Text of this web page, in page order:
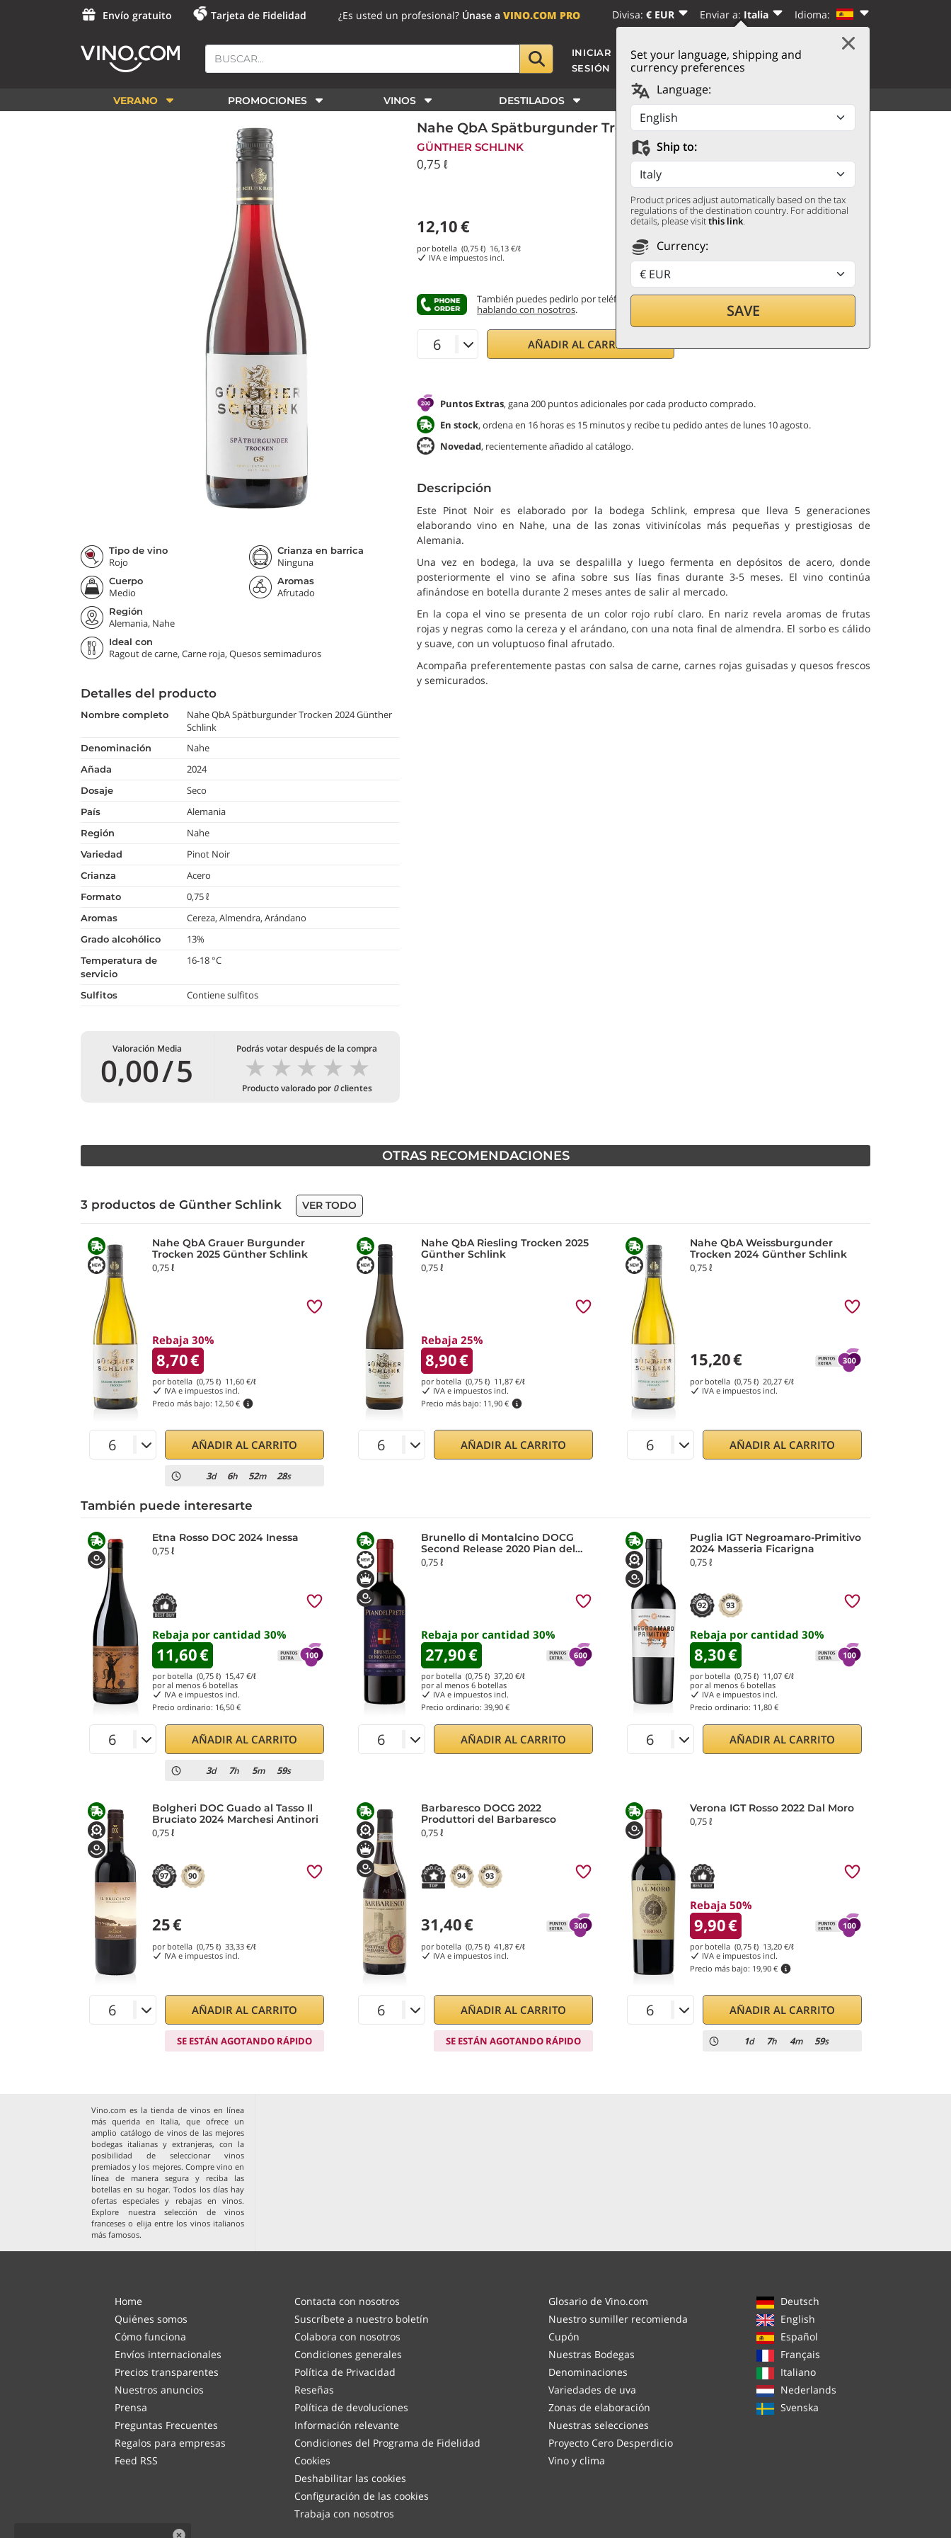
Envío gratuito Tarjeta de Fidelidad ¿Es usted un profesional? Únase a VINO.COM PRO Divisa: € EUR Enviar a: Italia Idioma:
Set your language, shipping and
currency preferences
Language:
Ship to:
Product prices adjust automatically based on the tax
regulations of the destination country. For additional
details, please visitthis link.
Currency:
SAVE
INICIAR
SESIÓN
| REGÍSTRATE
CARRITO
VERANO PROMOCIONES VINOS DESTILADOS OTROS
Tipo de vino
Rojo
Crianza en barrica
Ninguna
Cuerpo
Medio
Aromas
Afrutado
Región
Alemania, Nahe
Ideal con
Ragout de carne, Carne roja, Quesos semimaduros
Detalles del producto
nombre completo
Nahe QbA Spätburgunder Trocken 2024 Günther
Schlink
denominación Nahe
añada 2024
dosaje Seco
país Alemania
región Nahe
variedad Pinot Noir
crianza Acero
formato 0,75 ℓ
aromas Cereza, Almendra, Arándano
grado alcohólico 13%
temperatura de
servicio
16-18 °C
Sulfitos Contiene sulfitos
Valoración Media
0,00/5
Podrás votar después de la compra
★
★
★
★
★
Producto valorado por 0clientes
Nahe QbA Spätburgunder Trocken 2024 Günther Schlink
GÜNTHER SCHLINK
0,75 ℓ
12,10€
por botella (0,75 ℓ) 16,13 €/ℓ
IVA e impuestos incl.
También puedes pedirlo por teléfono
hablando con nosotros.
AÑADIR AL CARRITO
Puntos Extras, gana 200 puntos adicionales por cada producto comprado.
En stock, ordena en 16 horas es 15 minutos y recibe tu pedido antes de lunes 10 agosto.
Novedad, recientemente añadido al catálogo.
Descripción
Este Pinot Noir es elaborado por la bodega Schlink, empresa que lleva 5 generaciones
elaborando vino en Nahe, una de las zonas vitivinícolas más pequeñas y prestigiosas de
Alemania.
Una vez en bodega, la uva se despalilla y luego fermenta en depósitos de acero, donde
posteriormente el vino se afina sobre sus lías finas durante 3-5 meses. El vino continúa
afinándose en botella durante 2 meses antes de salir al mercado.
En la copa el vino se presenta de un color rojo rubí claro. En nariz revela aromas de frutas
rojas y negras como la cereza y el arándano, con una nota final de almendra. El sorbo es cálido
y suave, con un voluptuoso final afrutado.
Acompaña preferentemente pastas con salsa de carne, carnes rojas guisadas y quesos frescos
y semicurados.
OTRAS RECOMENDACIONES
3 productos de Günther Schlink VER TODO
Nahe QbA Grauer Burgunder
Trocken 2025 Günther Schlink
0,75 ℓ
Rebaja 30%
8,70€
por botella (0,75 ℓ) 11,60 €/ℓ
IVA e impuestos incl.
Precio más bajo: 12,50 €
AÑADIR AL CARRITO
3d 6h 52m 27s
Nahe QbA Riesling Trocken 2025
Günther Schlink
0,75 ℓ
Rebaja 25%
8,90€
por botella (0,75 ℓ) 11,87 €/ℓ
IVA e impuestos incl.
Precio más bajo: 11,90 €
AÑADIR AL CARRITO
Nahe QbA Weissburgunder
Trocken 2024 Günther Schlink
0,75 ℓ
15,20€
por botella (0,75 ℓ) 20,27 €/ℓ
IVA e impuestos incl.
AÑADIR AL CARRITO
También puede interesarte
Etna Rosso DOC 2024 Inessa
0,75 ℓ
Rebaja por cantidad 30%
11,60€
por botella (0,75 ℓ) 15,47 €/ℓ
por al menos 6 botellas
IVA e impuestos incl.
Precio ordinario: 16,50 €
AÑADIR AL CARRITO
3d 7h 5m 58s
Brunello di Montalcino DOCG
Second Release 2020 Pian del
Prete
0,75 ℓ
Rebaja por cantidad 30%
27,90€
por botella (0,75 ℓ) 37,20 €/ℓ
por al menos 6 botellas
IVA e impuestos incl.
Precio ordinario: 39,90 €
AÑADIR AL CARRITO
Puglia IGT Negroamaro-Primitivo
2024 Masseria Ficarigna
0,75 ℓ
92 93
Rebaja por cantidad 30%
8,30€
por botella (0,75 ℓ) 11,07 €/ℓ
por al menos 6 botellas
IVA e impuestos incl.
Precio ordinario: 11,80 €
AÑADIR AL CARRITO
Bolgheri DOC Guado al Tasso Il
Bruciato 2024 Marchesi Antinori
0,75 ℓ
97 90
25€
por botella (0,75 ℓ) 33,33 €/ℓ
IVA e impuestos incl.
AÑADIR AL CARRITO
SE ESTÁN AGOTANDO RÁPIDO
Barbaresco DOCG 2022
Produttori del Barbaresco
0,75 ℓ
94 93
31,40€
por botella (0,75 ℓ) 41,87 €/ℓ
IVA e impuestos incl.
AÑADIR AL CARRITO
SE ESTÁN AGOTANDO RÁPIDO
Verona IGT Rosso 2022 Dal Moro
0,75 ℓ
Rebaja 50%
9,90€
por botella (0,75 ℓ) 13,20 €/ℓ
IVA e impuestos incl.
Precio más bajo: 19,90 €
AÑADIR AL CARRITO
1d 7h 4m 58s
Vino.com es la tienda de vinos en línea
más querida en Italia, que ofrece un
amplio catálogo de vinos de las mejores
bodegas italianas y extranjeras, con la
posibilidad de seleccionar vinos
premiados y los mejores. Compre vino en
línea de manera segura y reciba las
botellas en su hogar. Todos los días hay
ofertas especiales y rebajas en vinos.
Explore nuestra selección devinos
franceses o elija entre los vinos italianos
más famosos.
Home
Quiénes somos
Cómo funciona
Envíos internacionales
Precios transparentes
Nuestros anuncios
Prensa
Preguntas Frecuentes
Regalos para empresas
Feed RSS
Contacta con nosotros
Suscríbete a nuestro boletín
Colabora con nosotros
Condiciones generales
Política de Privacidad
Reseñas
Política de devoluciones
Información relevante
Condiciones del Programa de Fidelidad
Cookies
Deshabilitar las cookies
Configuración de las cookies
Trabaja con nosotros
Glosario de Vino.com
Nuestro sumiller recomienda
Cupón
Nuestras Bodegas
Denominaciones
Variedades de uva
Zonas de elaboración
Nuestras selecciones
Proyecto Cero Desperdicio
Vino y clima
Deutsch
English
Español
Français
Italiano
Nederlands
Svenska